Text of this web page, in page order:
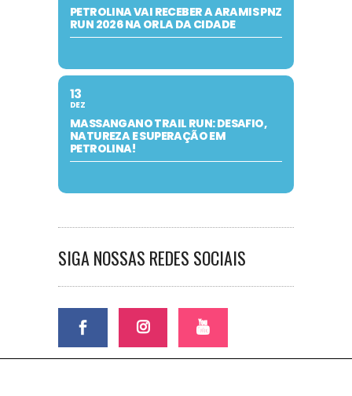
PETROLINA VAI RECEBER A ARAMIS PNZ
RUN 2026 NA ORLA DA CIDADE
13
DEZ
MASSANGANO TRAIL RUN: DESAFIO,
NATUREZA E SUPERAÇÃO EM
PETROLINA!
SIGA NOSSAS REDES SOCIAIS